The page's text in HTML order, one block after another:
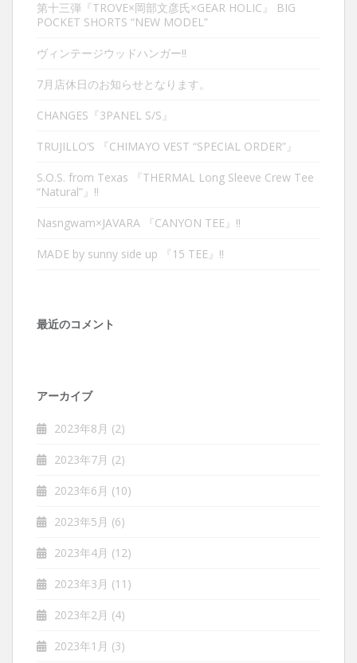
第十三弾『TROVE×岡部文彦氏×GEAR HOLIC』 BIG
POCKET SHORTS “NEW MODEL”
ヴィンテージウッドハンガー‼︎
7月店休日のお知らせとなります。
CHANGES『3PANEL S/S』
TRUJILLO’S 『CHIMAYO VEST “SPECIAL ORDER”』
S.O.S. from Texas 『THERMAL Long Sleeve Crew Tee
“Natural”』‼︎
Nasngwam×JAVARA 『CANYON TEE』‼︎
MADE by sunny side up 『15 TEE』‼︎
最近のコメント
アーカイブ
2023年8月 (2)
2023年7月 (2)
2023年6月 (10)
2023年5月 (6)
2023年4月 (12)
2023年3月 (11)
2023年2月 (4)
2023年1月 (3)